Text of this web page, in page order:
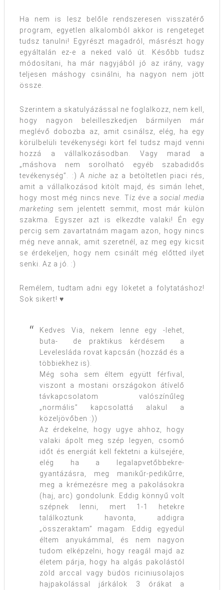
Ha nem is lesz belőle rendszeresen visszatérő
program, egyetlen alkalomból akkor is rengeteget
tudsz tanulni! Egyrészt magadról, másrészt hogy
egyáltalán ez-e a neked való út. Később tudsz
módosítani, ha már nagyjából jó az irány, vagy
teljesen máshogy csinálni, ha nagyon nem jött
össze.
Szerintem a skatulyázással ne foglalkozz, nem kell,
hogy nagyon beleilleszkedjen bármilyen már
meglévő dobozba az, amit csinálsz, elég, ha egy
körülbelüli tevékenységi kört fel tudsz majd venni
hozzá a vállalkozásodban. Vagy marad a
„máshova nem sorolható egyéb szabadidős
tevékenység”. :) A niche az a betöltetlen piaci rés,
amit a vállalkozásod kitölt majd, és simán lehet,
hogy most még nincs neve. Tíz éve asocial media
marketing
sem jelentett semmit, most már külön
szakma. Egyszer azt is elkezdte valaki! Én egy
percig sem zavartatnám magam azon, hogy nincs
még neve annak, amit szeretnél, az meg egy kicsit
se érdekeljen, hogy nem csinált még előtted ilyet
senki. Az a jó. :)
Remélem, tudtam adni egy löketet a folytatáshoz!
Sok sikert! ♥
Kedves Via, nekem lenne egy -lehet,
buta- de praktikus kérdésem a
Levelesláda rovat kapcsán (hozzád és a
többiekhez is).
Még soha sem éltem együtt férfival,
viszont a mostani országokon átívelő
távkapcsolatom valószínűleg
„normális” kapcsolattá alakul a
közeljövőben :))
Az érdekelne, hogy ugye ahhoz, hogy
valaki ápolt meg szép legyen, csomó
időt és energiát kell fektetni a külsejére,
elég ha a legalapvetőbbekre-
gyantázásra, meg manikűr-pedikűrre,
meg a krémezésre meg a pakolásokra
(haj, arc) gondolunk. Eddig könnyű volt
szépnek lenni, mert 1-1 hetekre
találkoztunk havonta, addigra
„összeraktam” magam. Eddig egyedül
éltem anyukámmal, és nem nagyon
tudom elképzelni, hogy reagál majd az
életem párja, hogy ha algás pakolástól
zöld arccal vagy büdös riciniusolajos
hajpakolással járkálok 3 órákat a